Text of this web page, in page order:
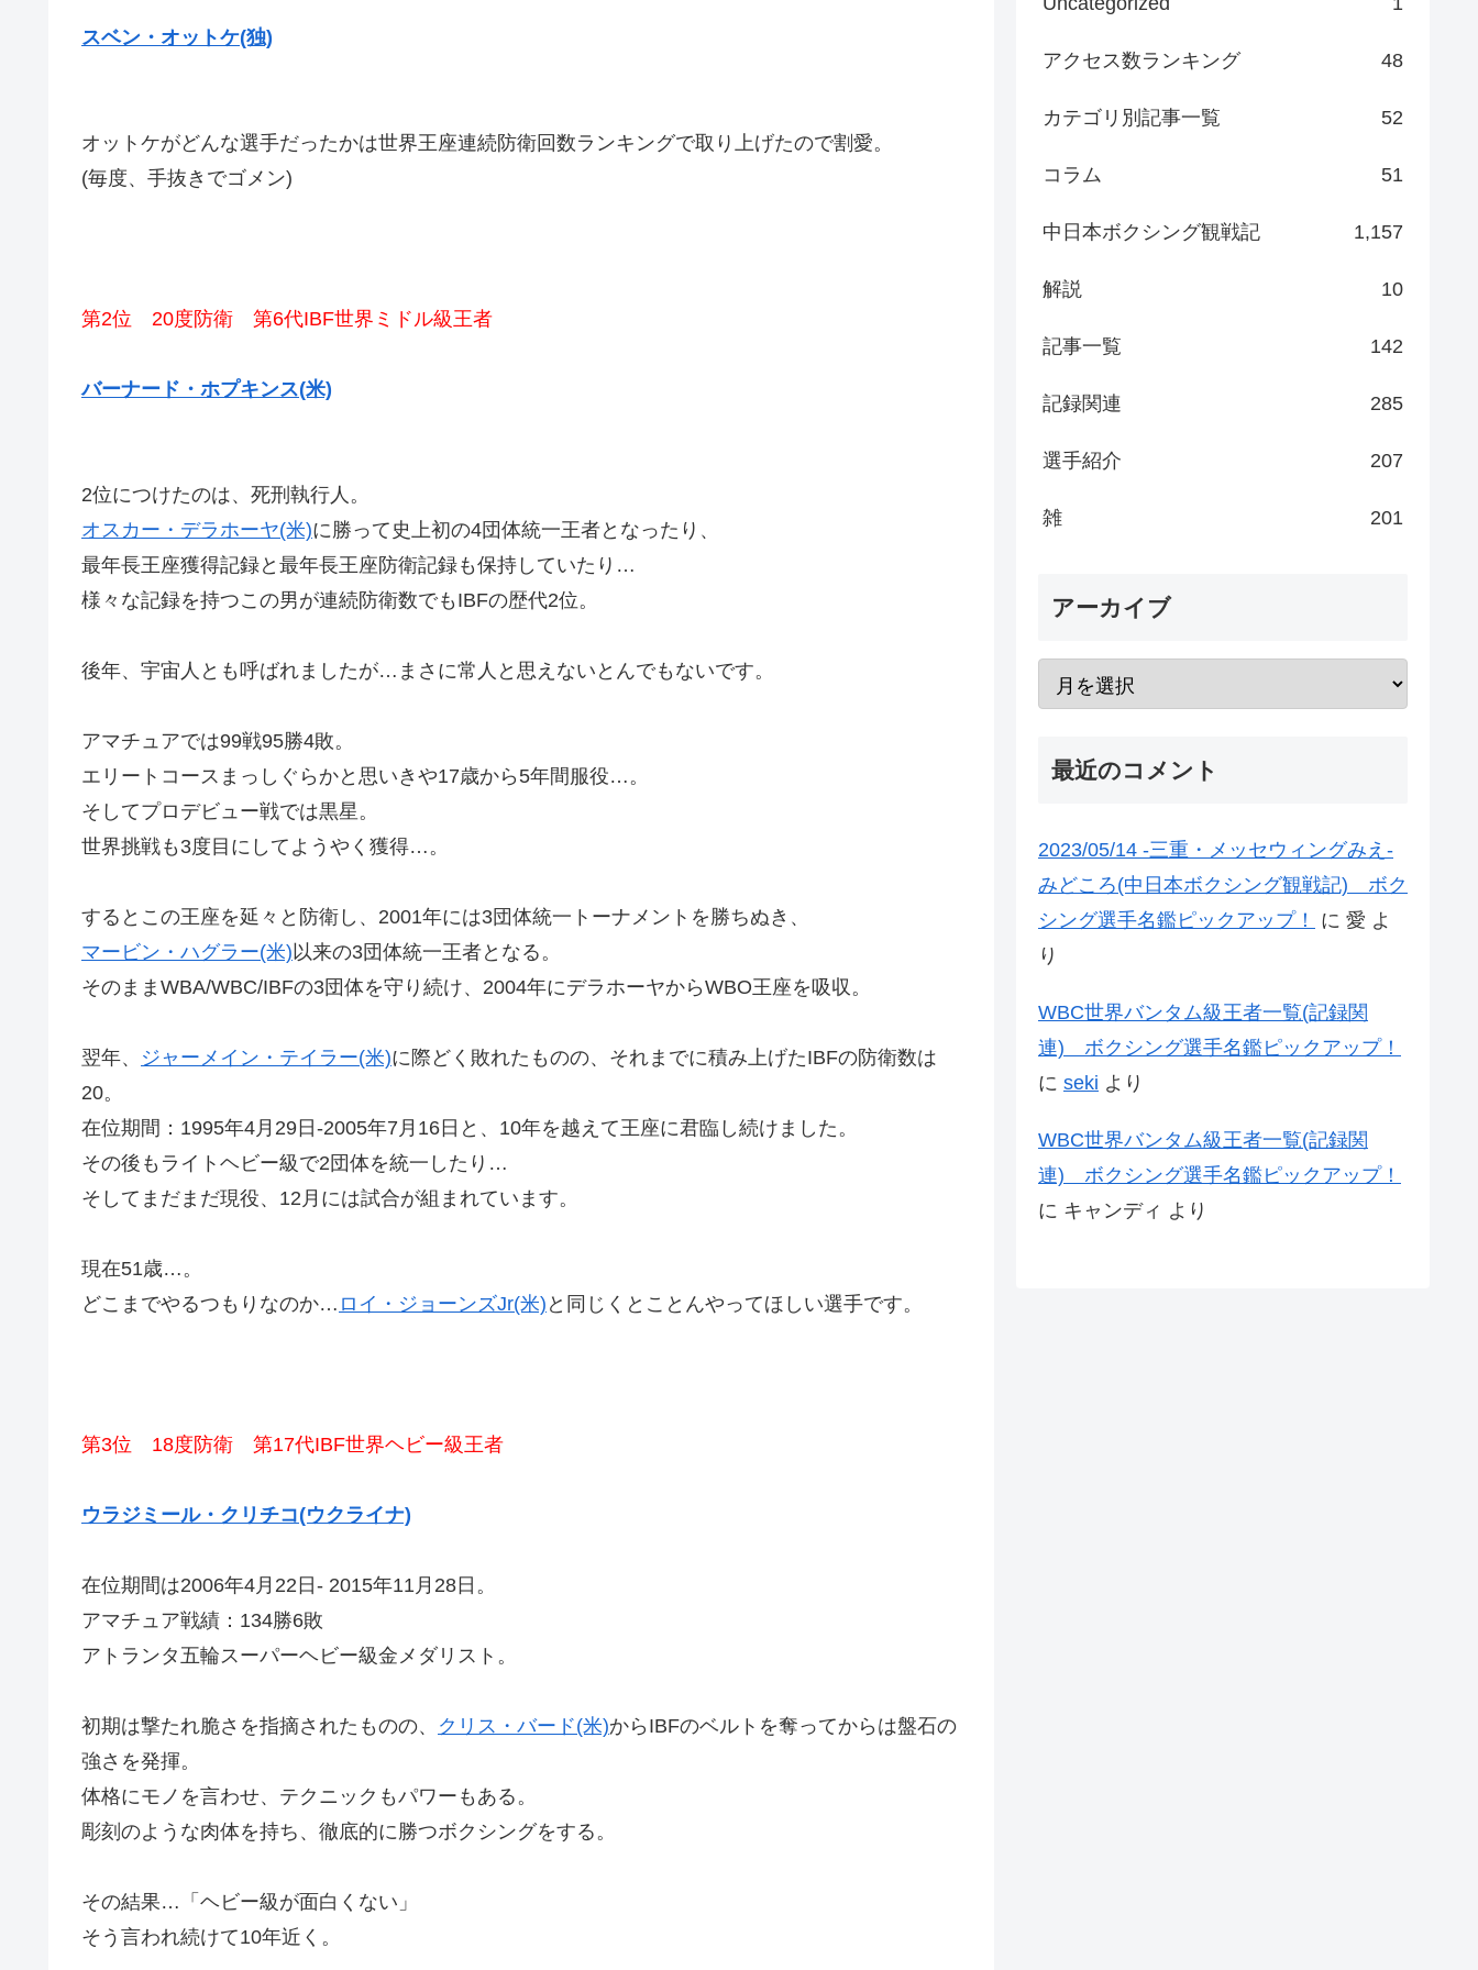
スベン・オットケ(独)
オットケがどんな選手だったかは世界王座連続防衛回数ランキングで取り上げたので割愛。
(毎度、手抜きでゴメン)
第2位 20度防衛 第6代IBF世界ミドル級王者
バーナード・ホプキンス(米)
2位につけたのは、死刑執行人。
オスカー・デラホーヤ(米)に勝って史上初の4団体統一王者となったり、
最年長王座獲得記録と最年長王座防衛記録も保持していたり…
様々な記録を持つこの男が連続防衛数でもIBFの歴代2位。
後年、宇宙人とも呼ばれましたが…まさに常人と思えないとんでもないです。
アマチュアでは99戦95勝4敗。
エリートコースまっしぐらかと思いきや17歳から5年間服役…。
そしてプロデビュー戦では黒星。
世界挑戦も3度目にしてようやく獲得…。
するとこの王座を延々と防衛し、2001年には3団体統一トーナメントを勝ちぬき、
マービン・ハグラー(米) 以来の3団体統一王者となる。
そのままWBA/WBC/IBFの3団体を守り続け、2004年にデラホーヤからWBO王座を吸収。
翌年、 ジャーメイン・テイラー(米)に際どく敗れたものの、それまでに積み上げたIBFの防衛数は
20。
在位期間：1995年4月29日-2005年7月16日と、10年を越えて王座に君臨し続けました。
その後もライトヘビー級で2団体を統一したり…
そしてまだまだ現役、12月には試合が組まれています。
現在51歳…。
どこまでやるつもりなのか… ロイ・ジョーンズJr(米) と同じくとことんやってほしい選手です。
第3位 18度防衛 第17代IBF世界ヘビー級王者
ウラジミール・クリチコ(ウクライナ)
在位期間は2006年4月22日- 2015年11月28日。
アマチュア戦績：134勝6敗
アトランタ五輪スーパーヘビー級金メダリスト。
初期は撃たれ脆さを指摘されたものの、 クリス・バード(米)からIBFのベルトを奪ってからは盤石の
強さを発揮。
体格にモノを言わせ、テクニックもパワーもある。
彫刻のような肉体を持ち、徹底的に勝つボクシングをする。
その結果…「ヘビー級が面白くない」
そう言われ続けて10年近く。
アクセス数ランキング 48
カテゴリ別記事一覧 52
コラム 51
中日本ボクシング観戦記 1,157
解説 10
記事一覧 142
記録関連 285
選手紹介 207
雑 201
アーカイブ
最近のコメント
2023/05/14 -三重・メッセウィングみえ-
みどころ(中日本ボクシング観戦記) ボク
シング選手名鑑ピックアップ！
に 愛 よ
り
WBC世界バンタム級王者一覧(記録関
連) ボクシング選手名鑑ピックアップ！
に seki より
WBC世界バンタム級王者一覧(記録関
連) ボクシング選手名鑑ピックアップ！
に キャンディ より